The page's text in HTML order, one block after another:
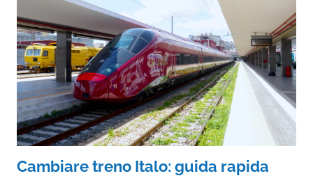
Cambiare treno Italo: guida rapida